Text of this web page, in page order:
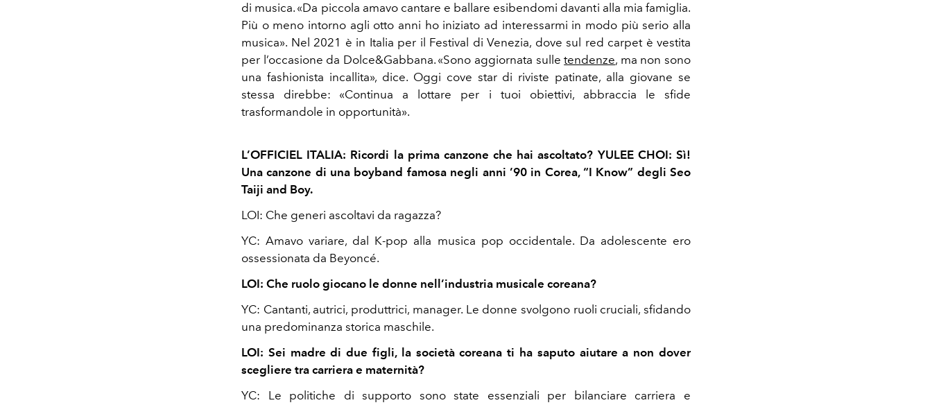
di musica. «Da piccola amavo cantare e ballare esibendomi davanti alla mia famiglia.
Più o meno intorno agli otto anni ho iniziato ad interessarmi in modo più serio alla
musica». Nel 2021 è in Italia per il Festival di Venezia, dove sul red carpet è vestita
per l’occasione da Dolce&Gabbana. «Sono aggiornata sulletendenze, ma non sono
una fashionista incallita», dice. Oggi cove star di riviste patinate, alla giovane se
stessa direbbe: «Continua a lottare per i tuoi obiettivi, abbraccia le sfide
trasformandole in opportunità».
L’OFFICIEL ITALIA: Ricordi la prima canzone che hai ascoltato? YULEE CHOI: Sì!
Una canzone di una boyband famosa negli anni ’90 in Corea, “I Know” degli Seo
Taiji and Boy.
LOI: Che generi ascoltavi da ragazza?
YC: Amavo variare, dal K-pop alla musica pop occidentale. Da adolescente ero
ossessionata da Beyoncé.
LOI: Che ruolo giocano le donne nell’industria musicale coreana?
YC: Cantanti, autrici, produttrici, manager. Le donne svolgono ruoli cruciali, sfidando
una predominanza storica maschile.
LOI: Sei madre di due figli, la società coreana ti ha saputo aiutare a non dover
scegliere tra carriera e maternità?
YC: Le politiche di supporto sono state essenziali per bilanciare carriera e